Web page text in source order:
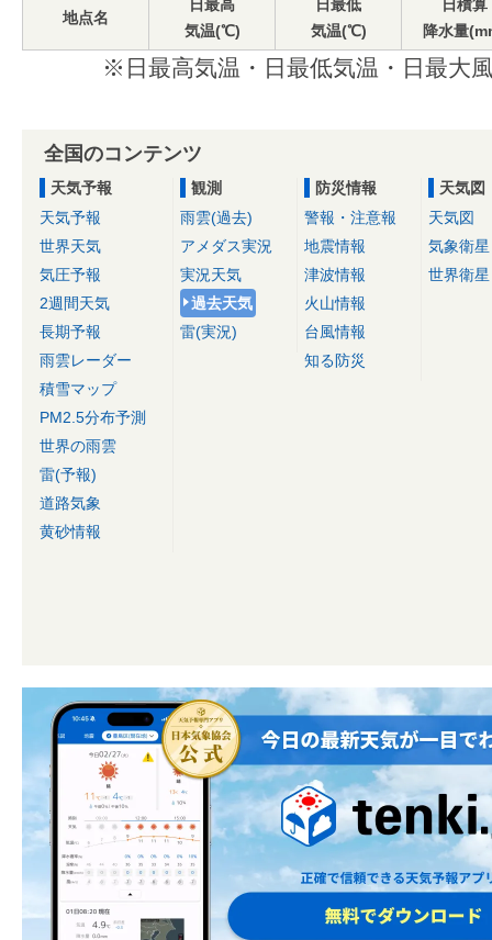
地点名
日最高
気温(℃)
日最低
気温(℃)
日積算
降水量
※日最高気温・日最低気温・日最大
全国のコンテンツ
天気予報
天気予報
世界天気
気圧予報
2週間天気
長期予報
雨雲レーダー
積雪マップ
PM2.5分布予測
世界の雨雲
雷(予報)
道路気象
黄砂情報
観測
雨雲(過去)
アメダス実況
実況天気
過去天気
雷(実況)
防災情報
警報・注意報
地震情報
津波情報
火山情報
台風情報
知る防災
天気図
天気図
気象衛星
世界衛星